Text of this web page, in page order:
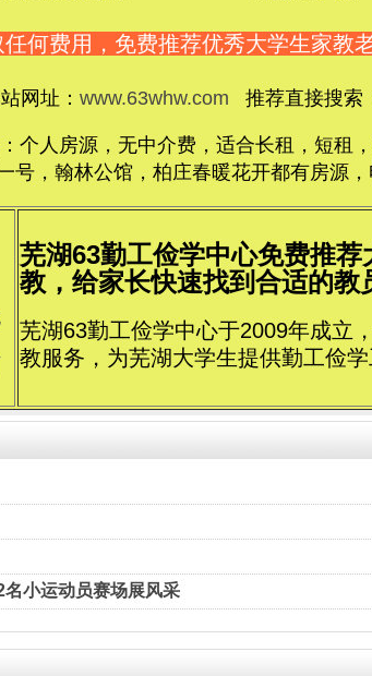
何费用，免费推荐优秀大学生家教
网址： www.63whw.com 推荐直接搜索
个人房源，无中介费，适合长租，短租
号，翰林公馆，柏庄春暖花开都有房源
芜湖63勤工俭学中心免费推
教，给家长快速找到合适的教
芜湖63勤工俭学中心于2009年成立
教服务，为芜湖大学生提供勤工俭
小运动员赛场展风采